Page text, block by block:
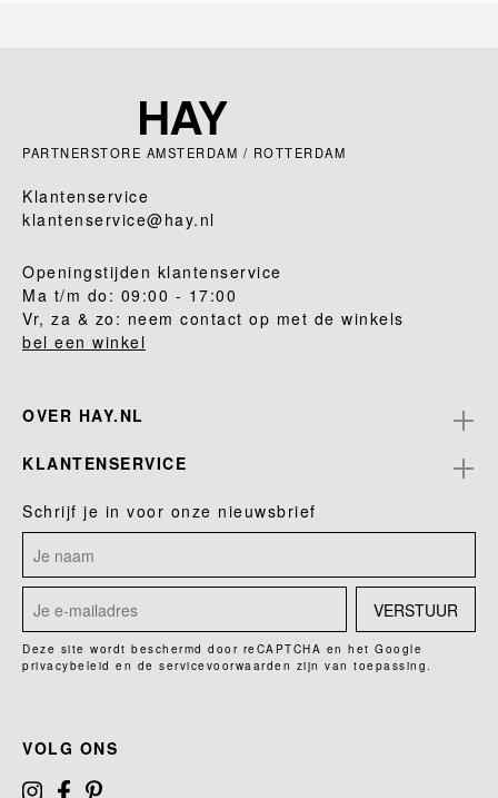
PARTNERSTORE AMSTERDAM / ROTTERDAM
Klantenservice
klantenservice@hay.nl
Openingstijden klantenservice
Ma t/m do: 09:00 - 17:00
Vr, za & zo: neem contact op met de winkels
bel een winkel
OVER HAY.NL
KLANTENSERVICE
Schrijf je in voor onze nieuwsbrief
VERSTUUR
Deze site wordt beschermd door reCAPTCHA en het Google
privacybeleid en de servicevoorwaarden zijn van toepassing.
VOLG ONS